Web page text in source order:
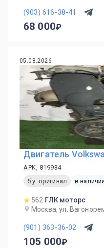
(903) 616-38-41
68 000
05.08.2026
Двигатель
APK, 819934
б.у. оригинал
в наличии
562 ГЛК моторс
Москва, ул.
(901) 363-36-02
105 000